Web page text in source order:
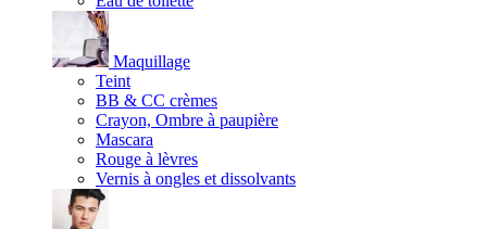
Maquillage
Teint
BB & CC crèmes
Crayon, Ombre à paupière
Mascara
Rouge à lèvres
Vernis à ongles et dissolvants